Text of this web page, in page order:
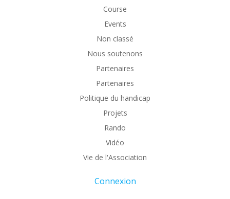
Course
Events
Non classé
Nous soutenons
Partenaires
Partenaires
Politique du handicap
Projets
Rando
Vidéo
Vie de l'Association
Connexion